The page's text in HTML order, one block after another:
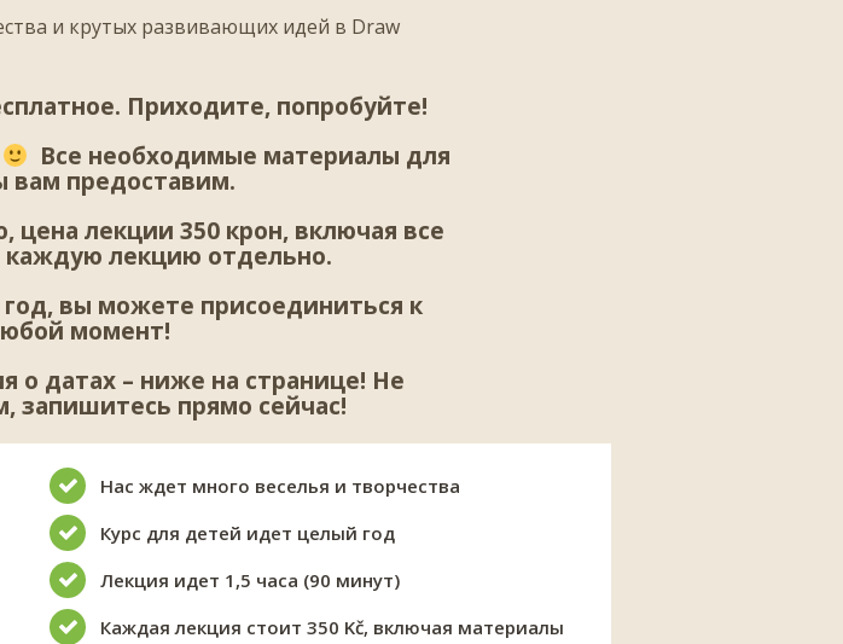
и крутых развивающих идей в Draw
Приходите, попробуйте!
Все необходимые материалы для
вам предоставим.
цена лекции 350 крон, включая все
каждую лекцию отдельно.
вы можете присоединиться к
момент!
о датах – ниже на странице! Не
запишитесь прямо сейчас!
Нас ждет много веселья и творчества
Курс для детей идет целый год
Лекция идет 1,5 часа (90 минут)
Каждая лекция стоит 350 Kč, включая материалы